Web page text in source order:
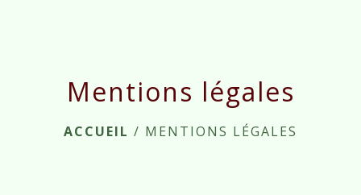
Mentions légales
ACCUEIL / MENTIONS LÉGALES